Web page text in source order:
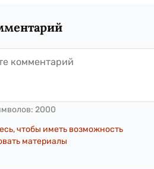
2000
чтобы иметь возможность
материалы